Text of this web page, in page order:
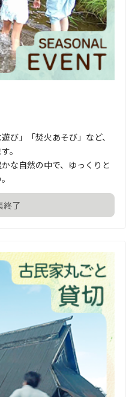
び」「焚火あそび」など、
。
な自然の中で、ゆっくりと
終了